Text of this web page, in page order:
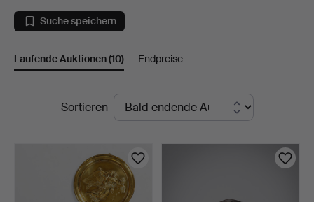
Metall
bei
Kunstauktioner
Suche speichern
Laufende Auktionen(10) Endpreise
LaufendeSortieren